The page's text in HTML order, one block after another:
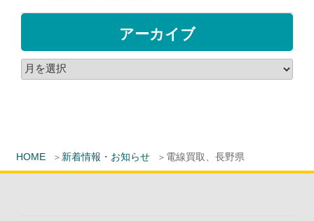
HOME 新着情報・お知らせ 電線買取、長野県
アーカイブ